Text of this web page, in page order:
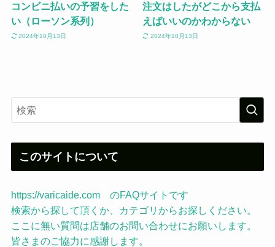
コンビニ払いの予習をした
い（ローソン系列）
2024年10月13日
注文はしたがどこから支払
えばいいのかわからない
2024年10月13日
このサイトについて
https://varicaide.com のFAQサイトです
検索から探して頂くか、カテゴリからお探しください。
ここに無い質問は店舗のお問い合わせにお願いします。
皆さまのご協力に感謝します。